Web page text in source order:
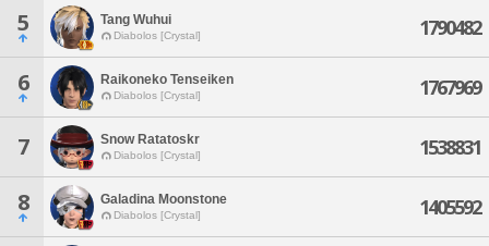
5 Tang Wuhui
Diabolos [Crystal] 1790482
6 Raikoneko Tenseiken
Diabolos [Crystal] 1767969
7 Snow Ratatoskr
Diabolos [Crystal] 1538831
8 Galadina Moonstone
Diabolos [Crystal] 1405592